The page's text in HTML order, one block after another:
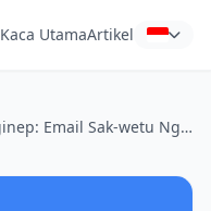
Kaca UtamaArtikel
Nggo Diskon Nginep: Email Sak-wetu Nggo Booking Hotel & Travel Tanpa Ribet